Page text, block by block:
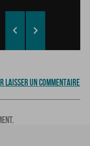
 
LAISSER UN COMMENTAIRE